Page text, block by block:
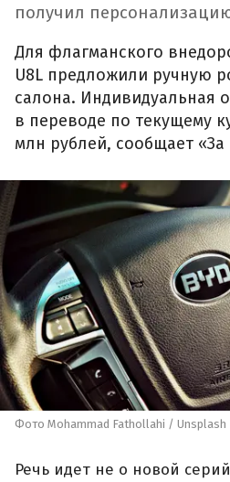
получил
Для флагманского
U8L предложили ручную
салона. Индивидуальная
в переводе по текущему
млн рублей, сообщает «За
Фото Mohammad Fathollahi / Unsplash
Речь идет не о новой